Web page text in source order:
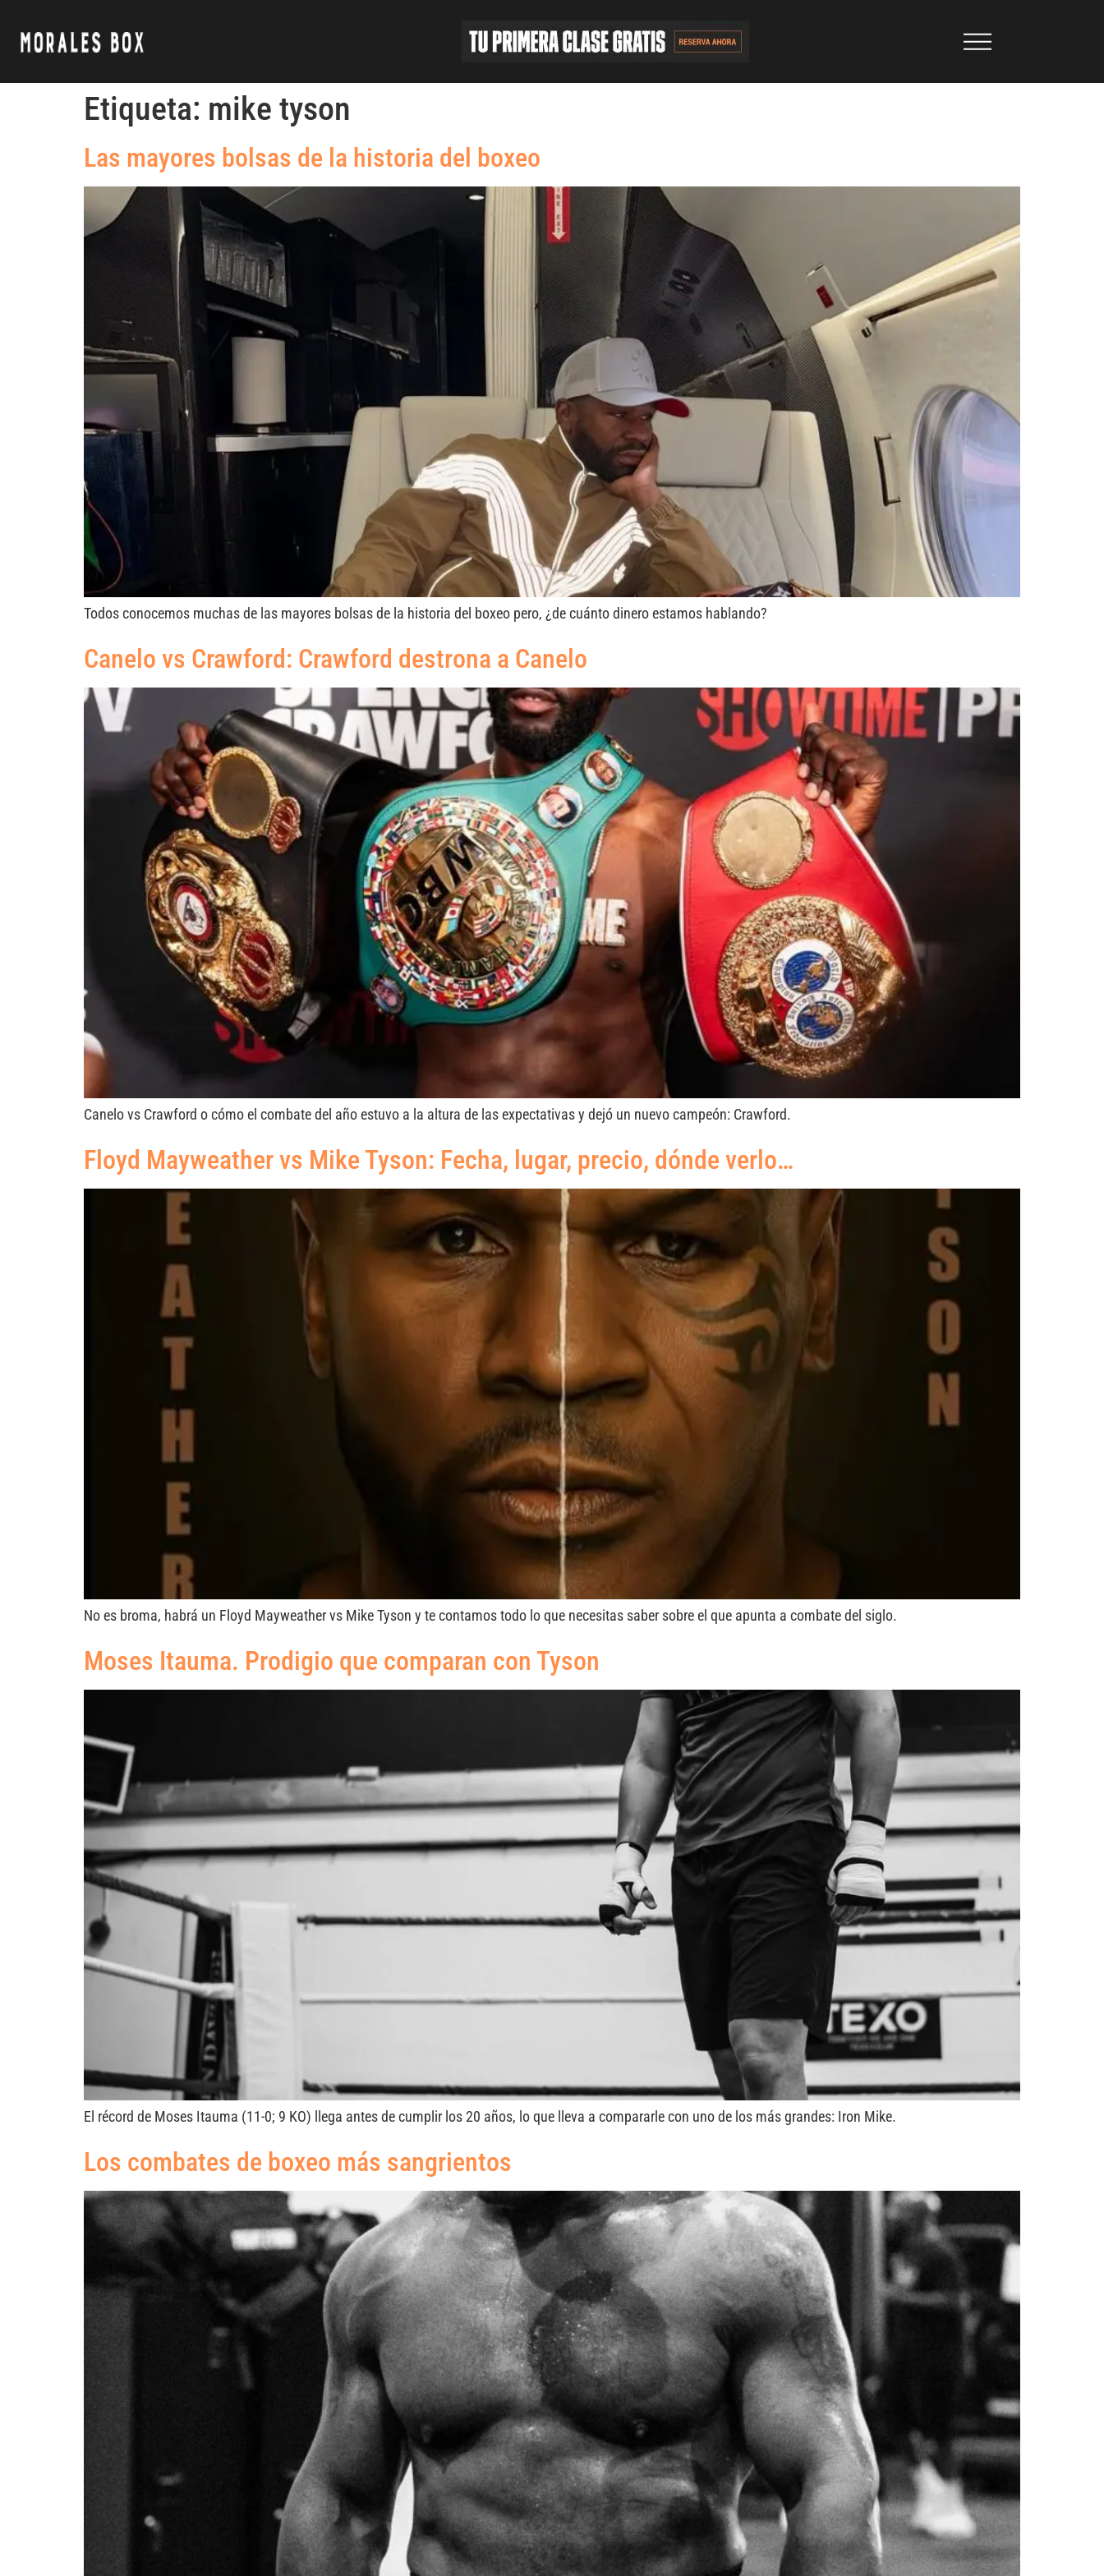
Etiqueta: mike tyson
Las mayores bolsas de la historia del boxeo
Todos conocemos muchas de las mayores bolsas de la historia del boxeo pero, ¿de cuánto dinero estamos hablando?
Canelo vs Crawford: Crawford destrona a Canelo
Canelo vs Crawford o cómo el combate del año estuvo a la altura de las expectativas y dejó un nuevo campeón: Crawford.
Floyd Mayweather vs Mike Tyson: Fecha, lugar, precio, dónde verlo…
No es broma, habrá un Floyd Mayweather vs Mike Tyson y te contamos todo lo que necesitas saber sobre el que apunta a combate del siglo.
Moses Itauma. Prodigio que comparan con Tyson
El récord de Moses Itauma (11-0; 9 KO) llega antes de cumplir los 20 años, lo que lleva a compararle con uno de los más grandes: Iron Mike.
Los combates de boxeo más sangrientos